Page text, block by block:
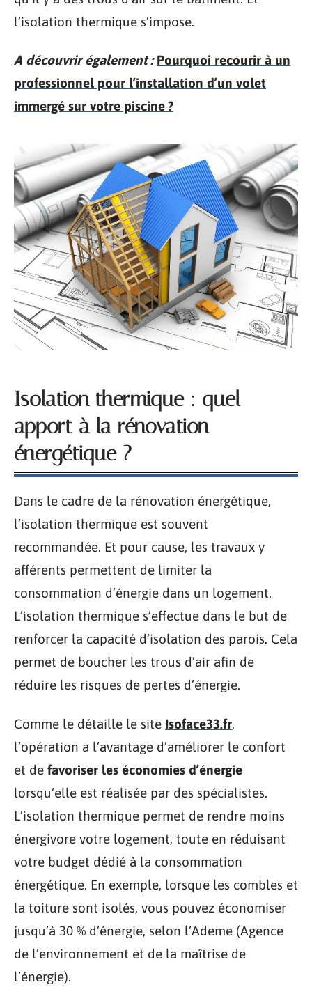
l’isolation thermique s’impose.
A découvrir également : Pourquoi recourir à un
professionnel pour l’installation d’un volet
immergé sur votre piscine ?
Isolation thermique : quel
apport à la rénovation
énergétique ?
Dans le cadre de la rénovation énergétique,
l’isolation thermique est souvent
recommandée. Et pour cause, les travaux y
afférents permettent de limiter la
consommation d’énergie dans un logement.
L’isolation thermique s’effectue dans le but de
renforcer la capacité d’isolation des parois. Cela
permet de boucher les trous d’air afin de
réduire les risques de pertes d’énergie.
Comme le détaille le site Isoface33.fr,
l’opération a l’avantage d’améliorer le confort
et de favoriser les économies d’énergie
lorsqu’elle est réalisée par des spécialistes.
L’isolation thermique permet de rendre moins
énergivore votre logement, toute en réduisant
votre budget dédié à la consommation
énergétique. En exemple, lorsque les combles et
la toiture sont isolés, vous pouvez économiser
jusqu’à 30 % d’énergie, selon l’Ademe (Agence
de l’environnement et de la maîtrise de
l’énergie).